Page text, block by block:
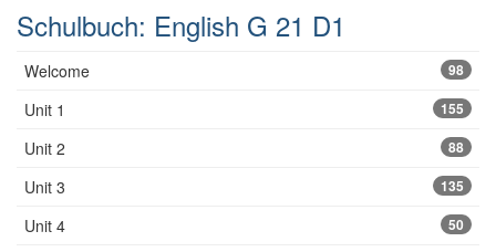
Schulbuch: English G 21 D1
Welcome 98
Unit 1 155
Unit 2 88
Unit 3 135
Unit 4 50